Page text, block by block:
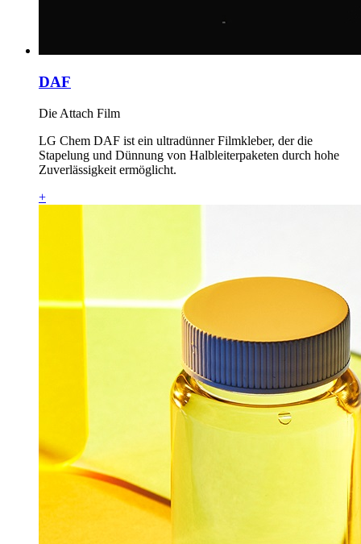
DAF
Die Attach Film
LG Chem DAF ist ein ultradünner Filmkleber, der die
Stapelung und Dünnung von Halbleiterpaketen durch hohe
Zuverlässigkeit ermöglicht.
+